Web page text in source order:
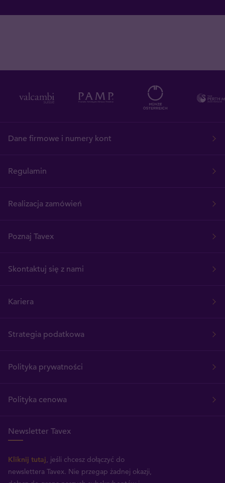
Dane firmowe i numery kont
Regulamin
Realizacja zamówień
Poznaj Tavex
Skontaktuj się z nami
Kariera
Strategia podatkowa
Polityka prywatności
Polityka cenowa
Newsletter Tavex
Kliknij tutaj, jeśli chcesz dołączyć do
newslettera Tavex. Nie przegap żadnej okazji,